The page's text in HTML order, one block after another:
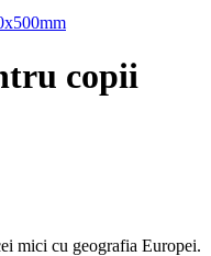
copii
mici cu geografia Europei.